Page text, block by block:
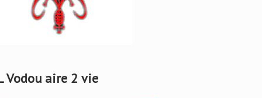
Vodou aire 2 vie